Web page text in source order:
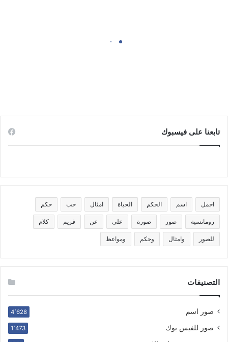
تابعنا على فيسبوك
اجمل اسم الحكم الحياة امثال حب حكم
رومانسية صور صورة على عن فريم كلام
للصور وامثال وحكم ومواعظ
التصنيفات
صور اسم 4٬628
صور للفيس بوك 1٬473